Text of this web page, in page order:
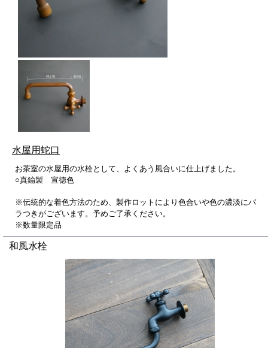
水屋用蛇口
お茶室の水屋用の水栓として、よくあう風合いに仕上げました。
○真鍮製 宣徳色
※伝統的な着色方法のため、製作ロットにより色合いや色の濃淡にバ
ラつきがございます。予めご了承ください。
※数量限定品
和風水栓